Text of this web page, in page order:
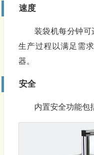
速度
装袋机每分钟
生产过程以满足需
器。
安全
内置安全功能包